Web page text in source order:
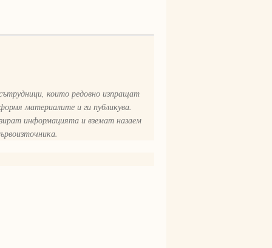
които редовно изпращат
материалите и ги публикува.
информацията и вземат назаем